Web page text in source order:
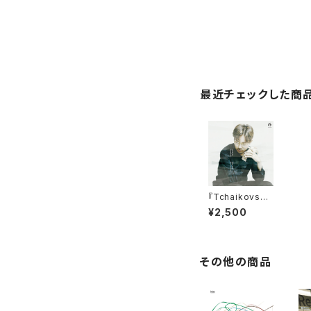
最近チェックした商
『Tchaikovsky
“Peace Piec
e”』﨑谷直人＆
¥2,500
その他の商品